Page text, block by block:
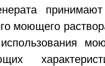
моющего